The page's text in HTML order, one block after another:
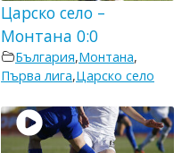
Царско село –
Монтана 0:0
България,Монтана,
Първа лига,Царско село